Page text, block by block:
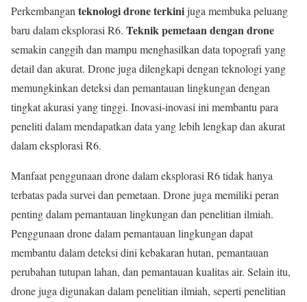
Perkembangan teknologi drone terkinijuga membuka peluang
baru dalam eksplorasi R6. Teknik pemetaan dengan drone
semakin canggih dan mampu menghasilkan data topografi yang
detail dan akurat. Drone juga dilengkapi dengan teknologi yang
memungkinkan deteksi dan pemantauan lingkungan dengan
tingkat akurasi yang tinggi. Inovasi-inovasi ini membantu para
peneliti dalam mendapatkan data yang lebih lengkap dan akurat
dalam eksplorasi R6.
Manfaat penggunaan drone dalam eksplorasi R6 tidak hanya
terbatas pada survei dan pemetaan. Drone juga memiliki peran
penting dalam pemantauan lingkungan dan penelitian ilmiah.
Penggunaan drone dalam pemantauan lingkungan dapat
membantu dalam deteksi dini kebakaran hutan, pemantauan
perubahan tutupan lahan, dan pemantauan kualitas air. Selain itu,
drone juga digunakan dalam penelitian ilmiah, seperti penelitian